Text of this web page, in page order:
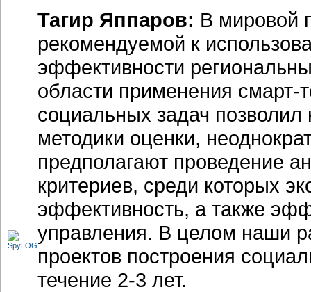
Тагир Яппаров: В мировой
рекомендуемой к
эффективности
области применения смарт-
социальных задач
методики оценки,
предполагают проведение
критериев, среди которых
эффективность, а также
управления. В целом наши
проектов построения
течение 2-3 лет.